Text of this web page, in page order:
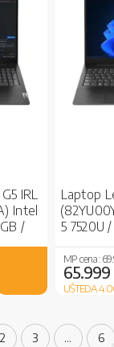
IRL
Intel
/
Laptop
5 7520U
/
MP cena :
65.999
UŠTEDA
currently reading
Page
2 Page
3 ... 6